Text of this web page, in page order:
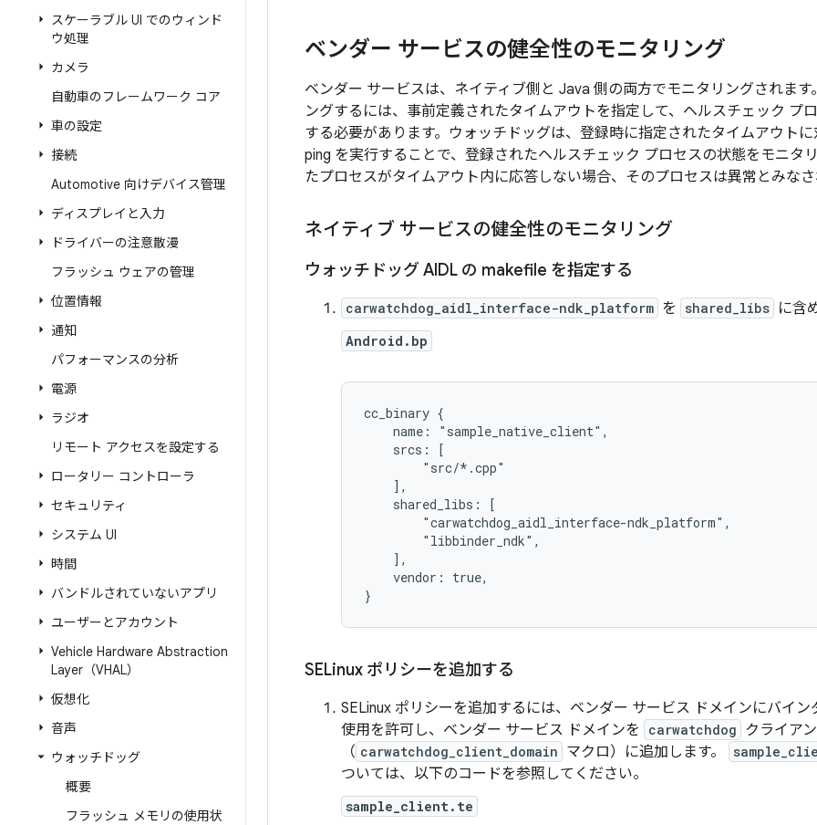
スケーラブル UI でのウィンド
ウ処理
カメラ
自動車のフレームワーク コア
車の設定
接続
Automotive 向けデバイス管理
ディスプレイと入力
ドライバーの注意散漫
フラッシュ ウェアの管理
位置情報
通知
パフォーマンスの分析
電源
ラジオ
リモート アクセスを設定する
ロータリー コントローラ
セキュリティ
システム UI
時間
バンドルされていないアプリ
ユーザーとアカウント
Vehicle Hardware Abstraction
Layer（VHAL）
仮想化
音声
ウォッチドッグ
概要
フラッシュ メモリの使用状
ベンダー サービスの健全性のモニタリング
ベンダー サービスは、ネイティブ側と Java 側の両方でモニタリングされま
ングするには、事前定義されたタイムアウトを指定して、ヘルスチェック プ
する必要があります。ウォッチドッグは、登録時に指定されたタイムアウト
ping を実行することで、登録されたヘルスチェック プロセスの状態をモニタ
たプロセスがタイムアウト内に応答しない場合、そのプロセスは異常とみな
ネイティブ サービスの健全性のモニタリング
ウォッチドッグ AIDL の makefile を指定する
carwatchdog_aidl_interface-ndk_platform を shared_libs に含
Android.bp
cc_binary {
    name: "sample_native_client",
    srcs: [
        "src/*.cpp"
    ],
    shared_libs: [
        "carwatchdog_aidl_interface-ndk_platform",
        "libbinder_ndk",
    ],
    vendor: true,
}
SELinux ポリシーを追加する
SELinux ポリシーを追加するには、ベンダー サービス ドメインにバイン
使用を許可し、ベンダー サービス ドメインを
carwatchdog
クライア
（ carwatchdog_client_domain マクロ）に追加します。
ついては、以下のコードを参照してください。
sample_client.te